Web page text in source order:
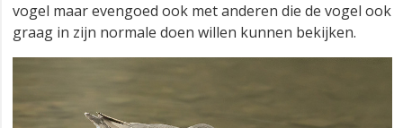
vogel maar evengoed ook met anderen die de vogel ook
graag in zijn normale doen willen kunnen bekijken.